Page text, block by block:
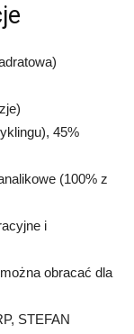
45%
(100% z
i
obracać dla
STEFAN